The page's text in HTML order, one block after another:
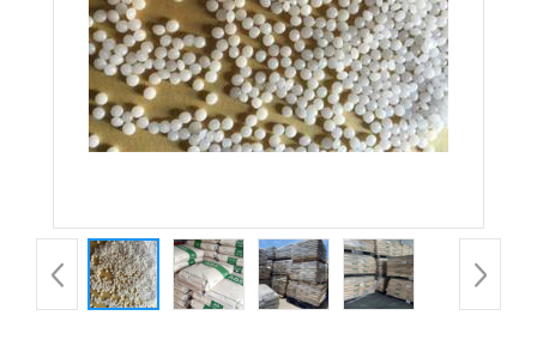
品
展